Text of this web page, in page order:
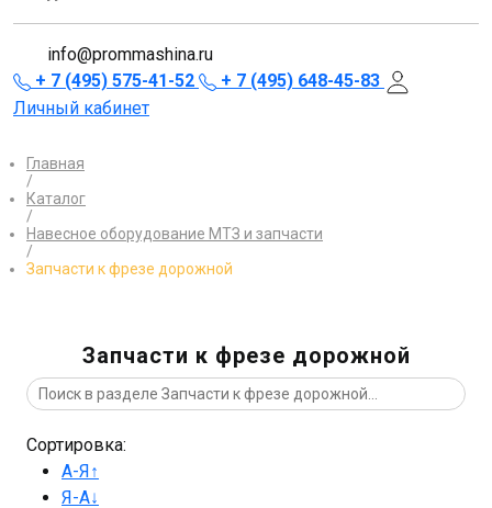
info@prommashina.ru
+ 7 (495) 575-41-52
+ 7 (495) 648-45-83
Личный кабинет
Главная
/
Каталог
/
Навесное оборудование МТЗ и запчасти
/
Запчасти к фрезе дорожной
Запчасти к фрезе дорожной
Сортировка:
А-Я↑
Я-А↓